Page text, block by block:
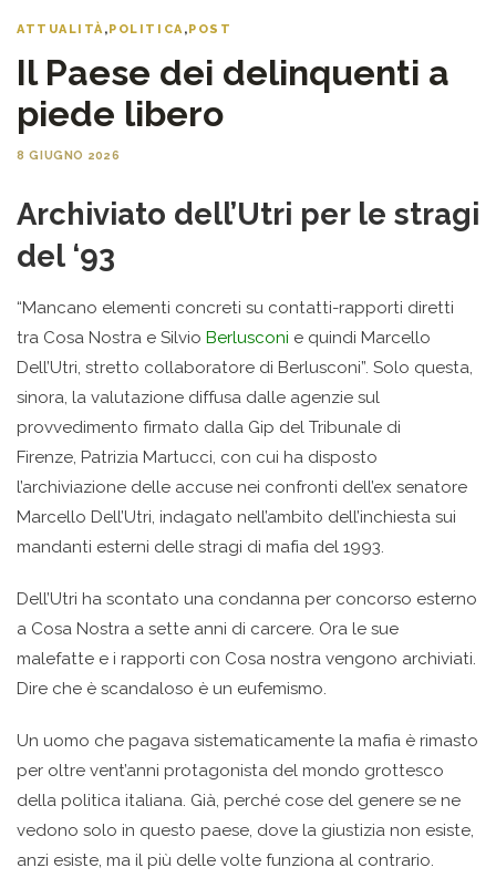
ATTUALITÀ,POLITICA,POST
Il Paese dei delinquenti a
piede libero
8 GIUGNO 2026
Archiviato dell’Utri per le stragi
del ‘93
“Mancano elementi concreti su contatti-rapporti diretti
tra Cosa Nostra e Silvio Berlusconi e quindi Marcello
Dell’Utri, stretto collaboratore di Berlusconi”. Solo questa,
sinora, la valutazione diffusa dalle agenzie sul
provvedimento firmato dalla Gip del Tribunale di
Firenze, Patrizia Martucci, con cui ha disposto
l’archiviazione delle accuse nei confronti dell’ex senatore
Marcello Dell’Utri, indagato nell’ambito dell’inchiesta sui
mandanti esterni delle stragi di mafia del 1993.
Dell’Utri ha scontato una condanna per concorso esterno
a Cosa Nostra a sette anni di carcere. Ora le sue
malefatte e i rapporti con Cosa nostra vengono archiviati.
Dire che è scandaloso è un eufemismo.
Un uomo che pagava sistematicamente la mafia è rimasto
per oltre vent’anni protagonista del mondo grottesco
della politica italiana. Già, perché cose del genere se ne
vedono solo in questo paese, dove la giustizia non esiste,
anzi esiste, ma il più delle volte funziona al contrario.